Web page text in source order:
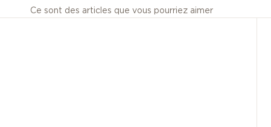
Ce sont des articles que vous pourriez aimer